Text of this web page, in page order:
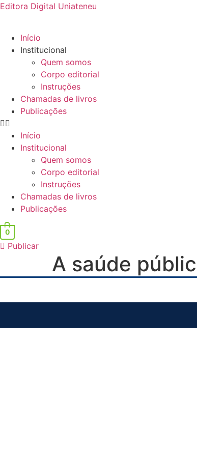
Editora Digital Uniateneu
Início
Institucional
Quem somos
Corpo editorial
Instruções
Chamadas de livros
Publicações
Início
Institucional
Quem somos
Corpo editorial
Instruções
Chamadas de livros
Publicações
0
Publicar
A saúde